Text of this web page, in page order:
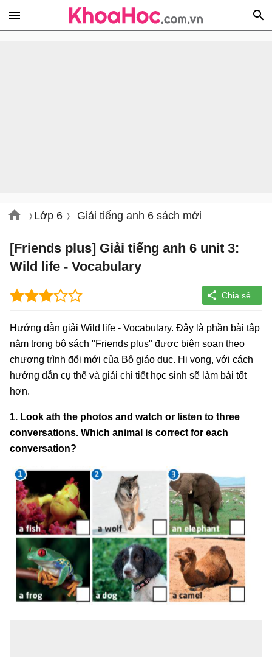
Lớp 6 Giải tiếng anh 6 sách mới
[Friends plus] Giải tiếng anh 6 unit 3:
Wild life - Vocabulary
Hướng dẫn giải Wild life - Vocabulary. Đây là phần bài tập
nằm trong bộ sách "Friends plus" được biên soạn theo
chương trình đổi mới của Bộ giáo dục. Hi vọng, với cách
hướng dẫn cụ thể và giải chi tiết học sinh sẽ làm bài tốt
hơn.
1. Look ath the photos and watch or listen to three
conversations. Which animal is correct for each
conversation?